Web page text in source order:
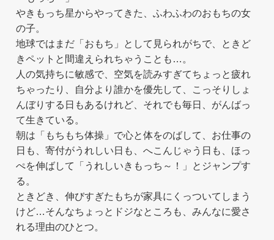
やきもっち星からやってきた、ふわふわのおもちの女
の子。
地球ではまだ「おもち」として見られがちで、ときど
きペットと間違えられちゃうことも…。
人の気持ちに敏感で、空気を読みすぎてちょっと疲れ
ちゃったり、自分より誰かを優先して、こっそりしょ
んぼりする日もあるけれど、それでも毎日、がんばっ
て生きている。
朝は「もちもち体操」で心と体をのばして、お仕事の
日も、寄付がうれしい日も、へこんじゃう日も、ほっ
ぺを伸ばして「うれしいきもっち～！」とジャンプす
る。
ときどき、伸びすぎたもちが家具にくっついてしまう
けど…そんなちょっとドジなところも、みんなに愛さ
れる理由のひとつ。